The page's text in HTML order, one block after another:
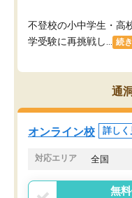
不登校の小中学生・高
学受験に再挑戦し... 続
通
オンライン校 詳しく
対応エリア 全国
無